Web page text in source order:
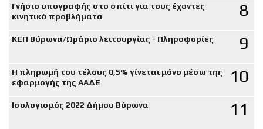
Γνήσιο υπογραφής στο σπίτι για τους έχοντες
κινητικά προβλήματα
8
ΚΕΠ Βύρωνα/Ωράριο λειτουργίας - Πληροφορίες 9
Η πληρωμή του τέλους 0,5% γίνεται μόνο μέσω της
εφαρμογής της ΑΑΔΕ
10
Ισολογισμός 2022 Δήμου Βύρωνα 11